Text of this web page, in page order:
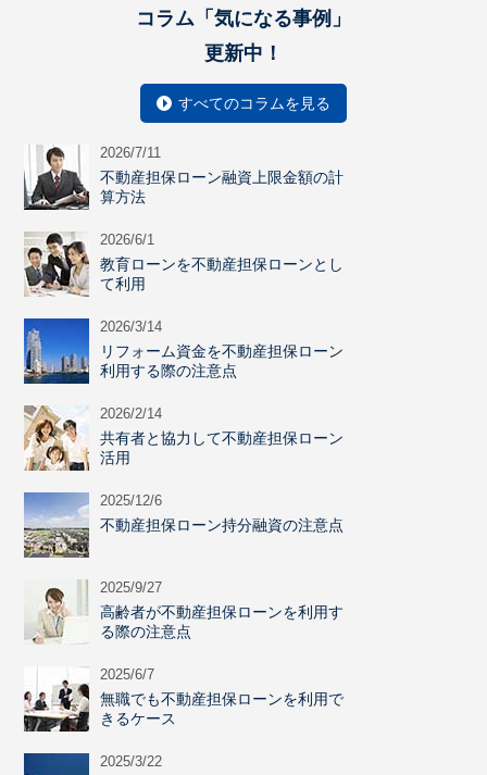
コラム「気になる事例」
更新中！
すべてのコラムを見る
2026/7/11
不動産担保ローン融資上限金額の計
算方法
2026/6/1
教育ローンを不動産担保ローンとし
て利用
2026/3/14
リフォーム資金を不動産担保ローン
利用する際の注意点
2026/2/14
共有者と協力して不動産担保ローン
活用
2025/12/6
不動産担保ローン持分融資の注意点
2025/9/27
高齢者が不動産担保ローンを利用す
る際の注意点
2025/6/7
無職でも不動産担保ローンを利用で
きるケース
2025/3/22